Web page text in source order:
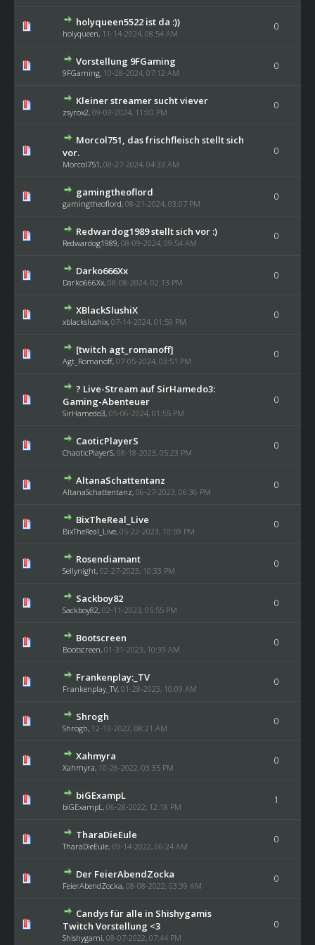
holyqueen5522 ist da :))
holyqueen, 11-14-2024, 08:54 AM
0
Vorstellung 9FGaming
9FGaming, 10-28-2024, 07:12 AM
0
Kleiner streamer sucht viever
zsyrox2, 09-03-2024, 11:00 PM
0
Morcol751, das frischfleisch stellt sich
vor.
Morcol751, 08-27-2024, 04:33 AM
0
gamingtheoflord
gamingtheoflord, 08-21-2024, 03:07 PM
0
Redwardog1989 stellt sich vor :)
Redwardog1989, 08-09-2024, 09:54 AM
0
Darko666Xx
Darko666Xx, 08-08-2024, 02:13 PM
0
XBlackSlushiX
xblackslushix, 07-14-2024, 01:59 PM
0
[twitch agt_romanoff]
Agt_Romanoff, 07-05-2024, 03:51 PM
0
? Live-Stream auf SirHamedo3:
Gaming-Abenteuer
SirHamedo3, 05-06-2024, 01:55 PM
0
CaoticPlayerS
ChaoticPlayerS, 08-18-2023, 05:23 PM
0
AltanaSchattentanz
AltanaSchattentanz, 06-27-2023, 06:36 PM
0
BixTheReal_Live
BixTheReal_Live, 05-22-2023, 10:59 PM
0
Rosendiamant
Sellynight, 02-27-2023, 10:33 PM
0
Sackboy82
Sackboy82, 02-11-2023, 05:55 PM
0
Bootscreen
Bootscreen, 01-31-2023, 10:39 AM
0
Frankenplay:_TV
Frankenplay_TV, 01-28-2023, 10:09 AM
0
Shrogh
Shrogh, 12-13-2022, 08:21 AM
0
Xahmyra
Xahmyra, 10-26-2022, 03:35 PM
0
biGExampL
biGExampL, 06-28-2022, 12:18 PM
1
TharaDieEule
TharaDieEule, 09-14-2022, 06:24 AM
0
Der FeierAbendZocka
FeierAbendZocka, 08-08-2022, 03:39 AM
0
Candys für alle in Shishygamis
Twitch Vorstellung <3
Shishygami, 08-07-2022, 07:44 PM
0